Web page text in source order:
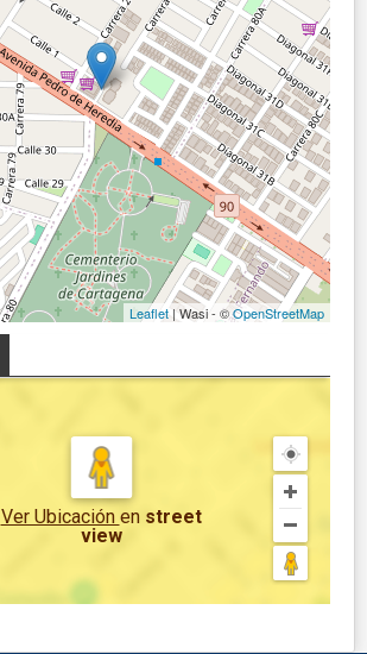
Leaflet| Wasi - ©OpenStreetMap
Ver Ubicación en street
view